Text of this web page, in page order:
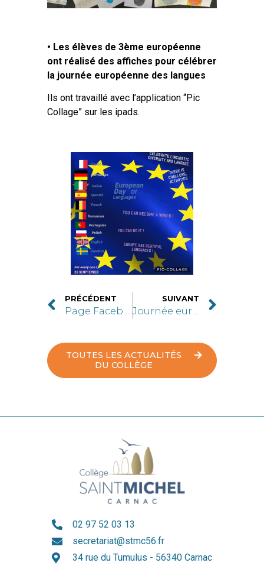
• Les élèves de 3ème européenne
ont réalisé des affiches pour célébrer
la journée européenne des langues
Ils ont travaillé avec l’application “Pic
Collage” sur les ipads.
PRÉCÉDENT SUIVANT
TOUTES LES ACTUALITÉS
DU COLLÈGE
02 97 52 03 13
secretariat@stmc56.fr
34 rue du Tumulus - 56340 Carnac